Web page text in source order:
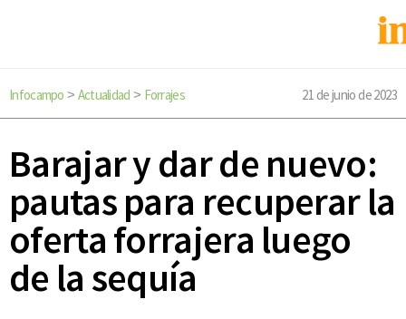
Infocampo > Actualidad > Forrajes 21 de junio de 2023
Barajar y dar de nuevo:
pautas para recuperar la
oferta forrajera luego
de la sequía